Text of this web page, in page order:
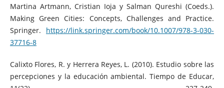
Martina Artmann, Cristian Ioja y Salman Qureshi (Coeds.).
Making Green Cities: Concepts, Challenges and Practice.
Springer. https://link.springer.com/book/10.1007/978-3-030-
37716-8
Calixto Flores, R. y Herrera Reyes, L. (2010). Estudio sobre las
percepciones y la educación ambiental. Tiempo de Educar,